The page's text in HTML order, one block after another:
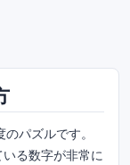
パズルです。
る数字が非常に